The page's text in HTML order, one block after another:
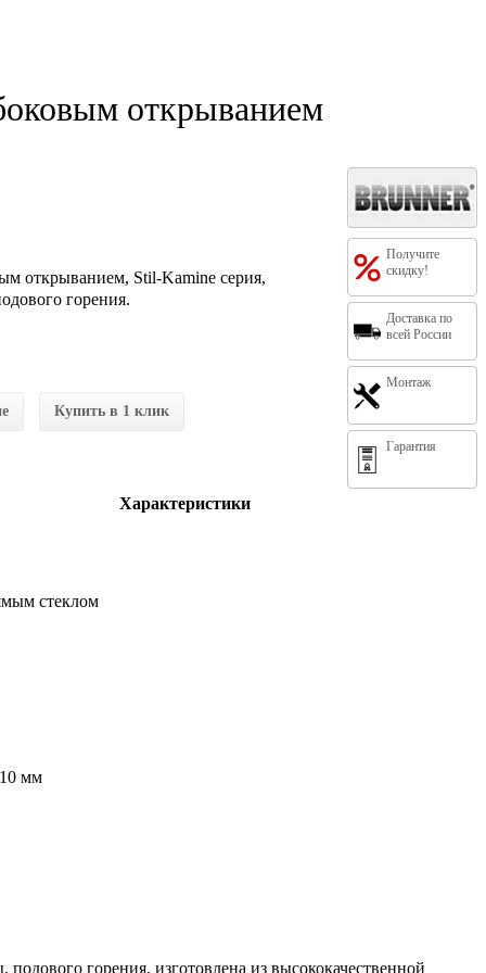
открыванием
Получите
скидку!
Доставка по
всей России
Монтаж
Гарантия
открыванием, Stil-Kamine серия,
горения.
Купить в 1 клик
Характеристики
стеклом
мм
горения, изготовлена из высококачественной